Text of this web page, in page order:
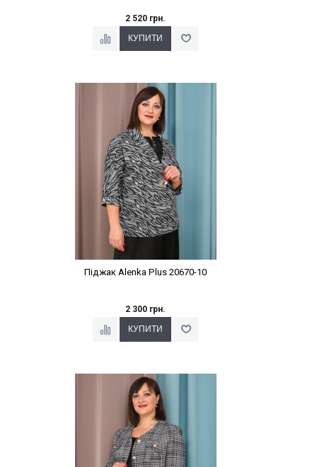
2 520 грн.
Наклейки Варіант з %
Піджак Alenka Plus 20670-10
2 300 грн.
Наклейки Варіант з %